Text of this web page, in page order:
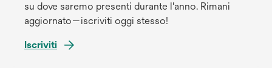
su dove saremo presenti durante l'anno. Rimani
aggiornato—iscriviti oggi stesso!
Iscriviti